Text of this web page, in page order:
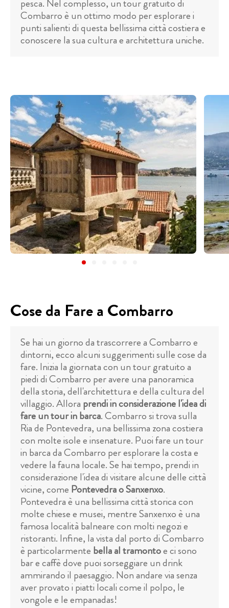
pesca. Nel complesso, un tour gratuito di
Combarro è un ottimo modo per esplorare i
punti salienti di questa bellissima città costiera e
conoscere la sua cultura e architettura uniche.
Cose da Fare a Combarro
Se hai un giorno da trascorrere a Combarro e
dintorni, ecco alcuni suggerimenti sulle cose da
fare. Inizia la giornata con un tour gratuito a
piedi di Combarro per avere una panoramica
della storia, dell'architettura e della cultura del
villaggio. Allora prendi in considerazione l'idea di
fare un tour in barca. Combarro si trova sulla
Ria de Pontevedra, una bellissima zona costiera
con molte isole e insenature. Puoi fare un tour
in barca da Combarro per esplorare la costa e
vedere la fauna locale. Se hai tempo, prendi in
considerazione l'idea di visitare alcune delle città
vicine, come Pontevedra o Sanxenxo.
Pontevedra è una bellissima città storica con
molte chiese e musei, mentre Sanxenxo è una
famosa località balneare con molti negozi e
ristoranti. Infine, la vista dal porto di Combarro
è particolarmente bella al tramontoe ci sono
bar e caffè dove puoi sorseggiare un drink
ammirando il paesaggio. Non andare via senza
aver provato i piatti locali come il polpo, le
vongole e le empanadas!